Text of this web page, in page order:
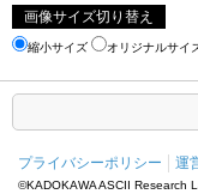
画像サイズ切り替え
縮小サイズ オリジナルサイ
プライバシーポリシー 運
©KADOKAWA ASCII Research